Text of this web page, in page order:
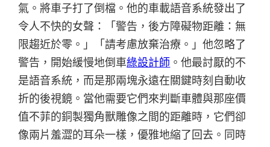
氣。將車子打了倒檔。他的車載語音系統發出了
令人不快的女聲：「警告，後方障礙物距離：無
限趨近於零。」「請考慮放棄治療。」他忽略了
警告，開始緩慢地倒車綠設計師 。他最討厭的不
是語音系統，而是那兩塊永遠在關鍵時刻自動收
折的後視鏡。當他需要它們來判斷車體與那座價
值不菲的銅製獨角獸雕像之間的距離時，它們卻
像兩片羞澀的耳朵一樣，優雅地縮了回去。同時